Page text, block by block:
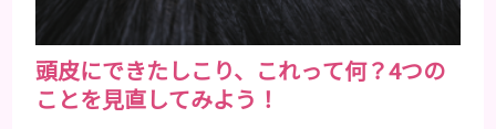
頭皮にできたしこり、これって何？4つの
ことを見直してみよう！